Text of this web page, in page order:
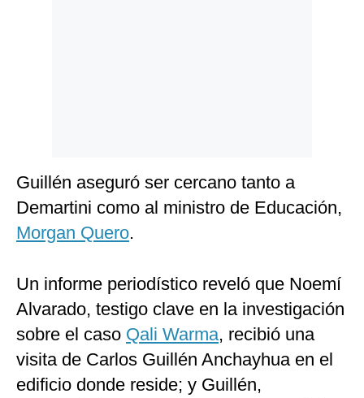
Guillén aseguró ser cercano tanto a
Demartini como al ministro de Educación,
Morgan Quero.
Un informe periodístico reveló que Noemí
Alvarado, testigo clave en la investigación
sobre el caso Qali Warma, recibió una
visita de Carlos Guillén Anchayhua en el
edificio donde reside; y Guillén,